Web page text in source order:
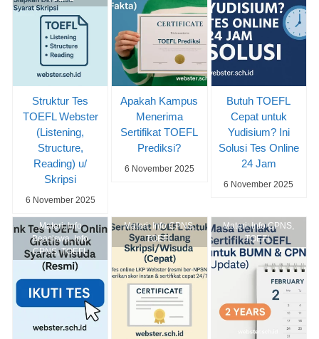
Struktur Tes
TOEFL Webster
(Listening,
Structure,
Reading) u/
Skripsi
6 November 2025
Apakah Kampus
Menerima
Sertifikat TOEFL
Prediksi?
6 November 2025
Butuh TOEFL
Cepat untuk
Yudisium? Ini
Solusi Tes Online
24 Jam
6 November 2025
Materi:Info
Beasiswa,Info
CPNS,TOEFL
Materi: Info CPNS,
TOEFL
Materi:Info CPNS,
TOEFL